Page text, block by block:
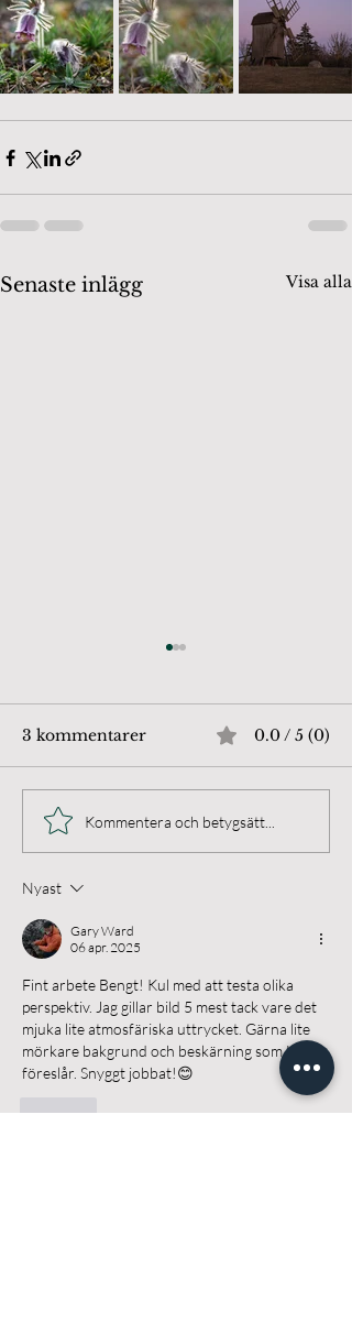
Senaste inlägg Visa alla
Gatufoto i Borgholm
3 kommentarer 0.0 / 5 (0)
Kommentera och betygsätt...
Nyast
Gary Ward
06 apr. 2025
Fint arbete Bengt! Kul med att testa olika
perspektiv. Jag gillar bild 5 mest tack vare det
mjuka lite atmosfäriska uttrycket. Gärna lite
mörkare bakgrund och beskärning som Lena
föreslår. Snyggt jobbat!😊
Gilla